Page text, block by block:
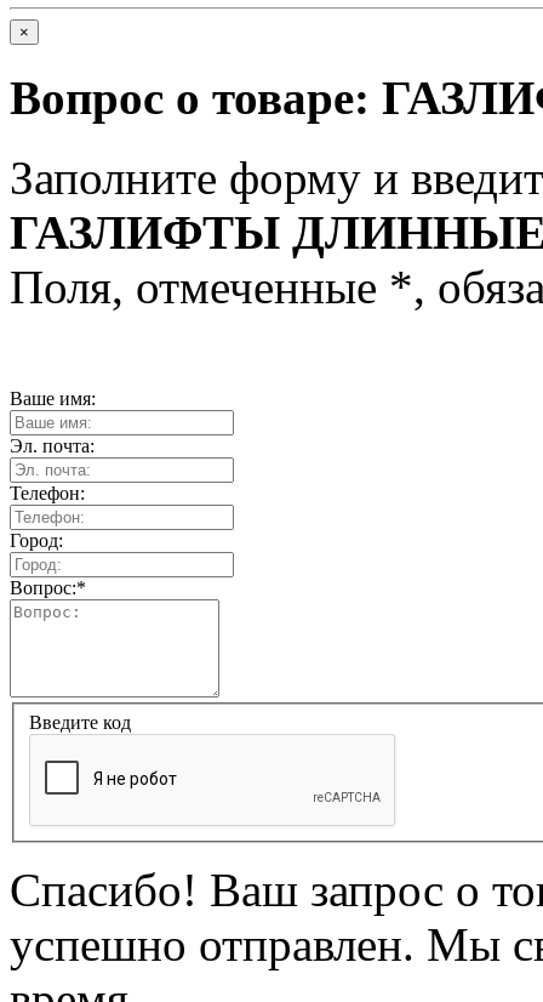
×
Вопрос о товаре:
Заполните форму и
ГАЗЛИФТЫ
Поля, отмеченные *,
Ваше имя:
Эл. почта:
Телефон:
Город:
Вопрос:*
Введите код
Спасибо! Ваш запрос о
успешно отправлен. Мы